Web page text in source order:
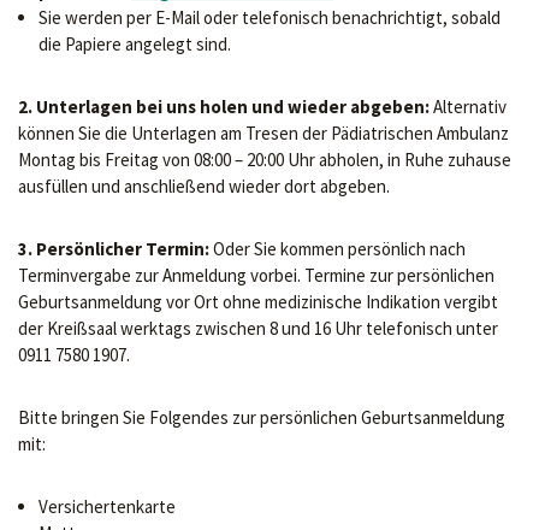
Sie werden per E-Mail oder telefonisch benachrichtigt, sobald
die Papiere angelegt sind.
2. Unterlagen bei uns holen und wieder abgeben:Alternativ
können Sie die Unterlagen am Tresen der Pädiatrischen Ambulanz
Montag bis Freitag von 08:00 – 20:00 Uhr abholen, in Ruhe zuhause
ausfüllen und anschließend wieder dort abgeben.
3. Persönlicher Termin:Oder Sie kommen persönlich nach
Terminvergabe zur Anmeldung vorbei. Termine zur persönlichen
Geburtsanmeldung vor Ort ohne medizinische Indikation vergibt
der Kreißsaal werktags zwischen 8 und 16 Uhr telefonisch unter
0911 7580 1907.
Bitte bringen Sie Folgendes zur persönlichen Geburtsanmeldung
mit:
Versichertenkarte